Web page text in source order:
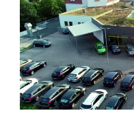
ihre
Besonderheiten